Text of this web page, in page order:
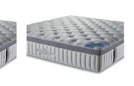
NA
LISTU
ŽELJA
NA
LISTU
ŽELJA